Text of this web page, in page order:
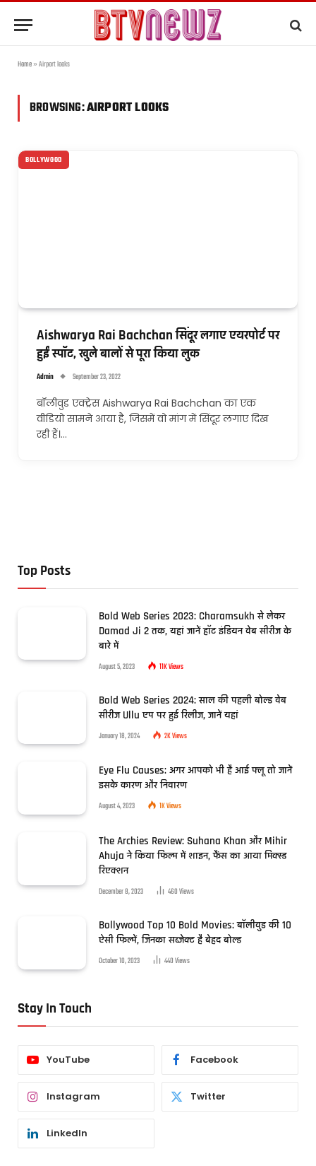
Home»Airport looks
BROWSING:AIRPORT LOOKS
BOLLYWOOD
Aishwarya Rai Bachchan सिंदूर लगाए एयरपोर्ट पर
हुईं स्पॉट, खुले बालों से पूरा किया लुक
Admin September 23, 2022
बॉलीवुड एक्ट्रेस Aishwarya Rai Bachchan का एक
वीडियो सामने आया है, जिसमें वो मांग में सिंदूर लगाए दिख
रही हैं।…
Top Posts
Bold Web Series 2023: Charamsukh से लेकर
Damad Ji 2 तक, यहां जानें हॉट इंडियन वेब सीरीज के
बारे में
August 5, 2023 11KViews
Bold Web Series 2024: साल की पहली बोल्ड वेब
सीरीज Ullu एप पर हुई रिलीज, जानें यहां
January 18, 2024 2KViews
Eye Flu Causes: अगर आपको भी है आई फ्लू तो जानें
इसके कारण और निवारण
August 4, 2023 1KViews
The Archies Review: Suhana Khan और Mihir
Ahuja ने किया फिल्म में शाइन, फैंस का आया मिक्स्ड
रिएक्शन
December 8, 2023 460Views
Bollywood Top 10 Bold Movies: बॉलीवुड की 10
ऐसी फिल्में, जिनका सब्जेक्ट है बेहद बोल्ड
October 10, 2023 440Views
Stay In Touch
YouTube Facebook
Instagram Twitter
LinkedIn